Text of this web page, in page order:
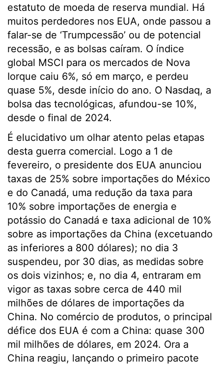
estatuto de moeda de reserva mundial. Há
muitos perdedores nos EUA, onde passou a
falar-se de ‘Trumpcessão’ ou de potencial
recessão, e as bolsas caíram. O índice
global MSCI para os mercados de Nova
Iorque caiu 6%, só em março, e perdeu
quase 5%, desde início do ano. O Nasdaq, a
bolsa das tecnológicas, afundou-se 10%,
desde o final de 2024.
É elucidativo um olhar atento pelas etapas
desta guerra comercial. Logo a 1 de
fevereiro, o presidente dos EUA anunciou
taxas de 25% sobre importações do México
e do Canadá, uma redução da taxa para
10% sobre importações de energia e
potássio do Canadá e taxa adicional de 10%
sobre as importações da China (excetuando
as inferiores a 800 dólares); no dia 3
suspendeu, por 30 dias, as medidas sobre
os dois vizinhos; e, no dia 4, entraram em
vigor as taxas sobre cerca de 440 mil
milhões de dólares de importações da
China. No comércio de produtos, o principal
défice dos EUA é com a China: quase 300
mil milhões de dólares, em 2024. Ora a
China reagiu, lançando o primeiro pacote